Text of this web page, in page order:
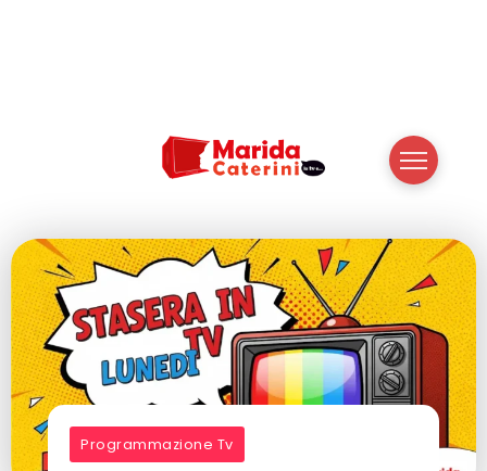
Programmazione Tv